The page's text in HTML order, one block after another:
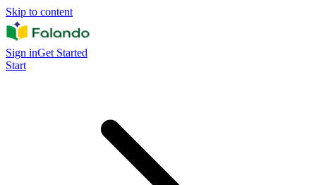
Skip to content
Sign inGet Started
Start